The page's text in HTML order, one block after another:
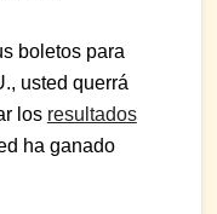
boletos para
usted querrá
los resultados
ha ganado